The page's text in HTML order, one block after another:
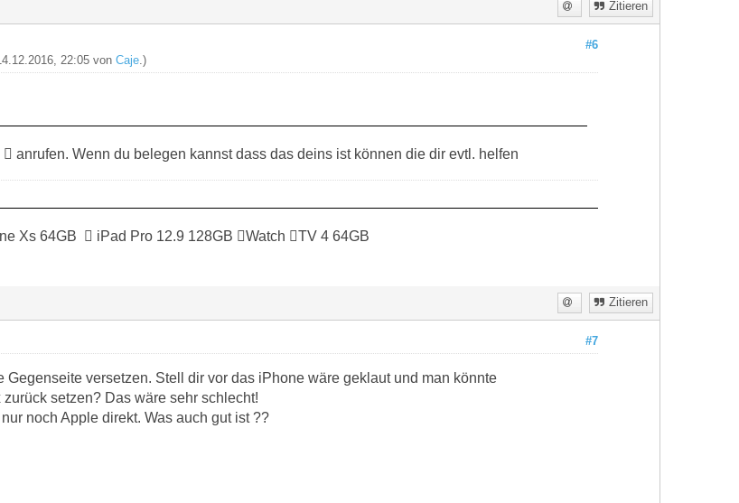
Zitieren
#6
22:05 von Caje.)
anrufen. Wenn du belegen kannst dass das deins ist können die dir evtl. helfen
Xs 64GB  iPad Pro 12.9 128GB Watch TV 4 64GB
Zitieren
#7
Gegenseite versetzen. Stell dir vor das iPhone wäre geklaut und man könnte
setzen? Das wäre sehr schlecht!
noch Apple direkt. Was auch gut ist ??